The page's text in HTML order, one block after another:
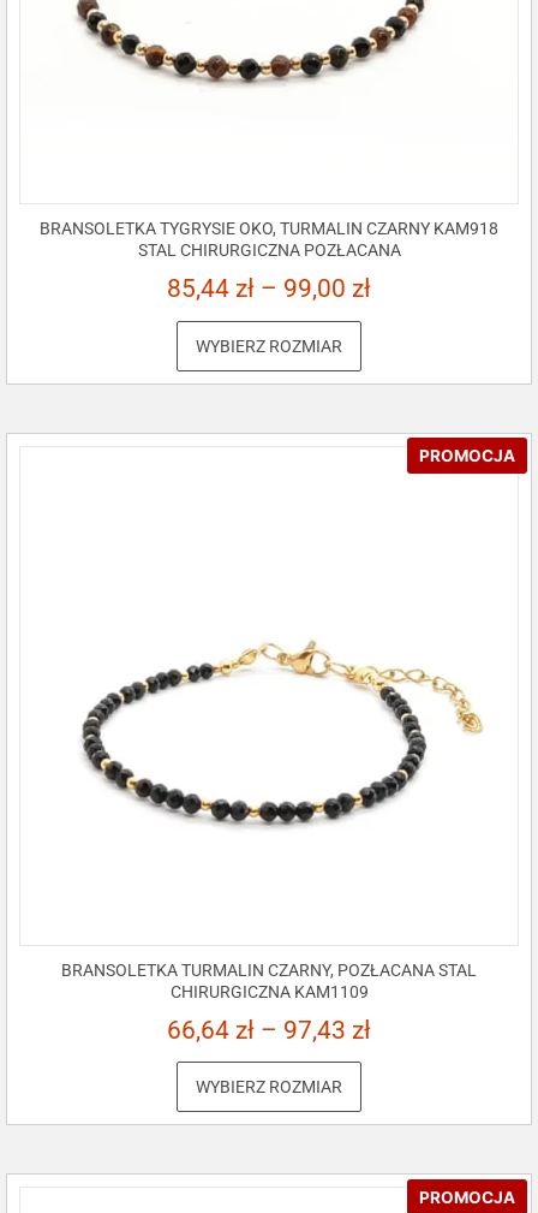
BRANSOLETKA TYGRYSIE OKO, TURMALIN CZARNY KAM918
STAL CHIRURGICZNA POZŁACANA
85,44 zł – 99,00 zł
WYBIERZ ROZMIAR
PROMOCJA
BRANSOLETKA TURMALIN CZARNY, POZŁACANA STAL
CHIRURGICZNA KAM1109
66,64 zł – 97,43 zł
WYBIERZ ROZMIAR
PROMOCJA